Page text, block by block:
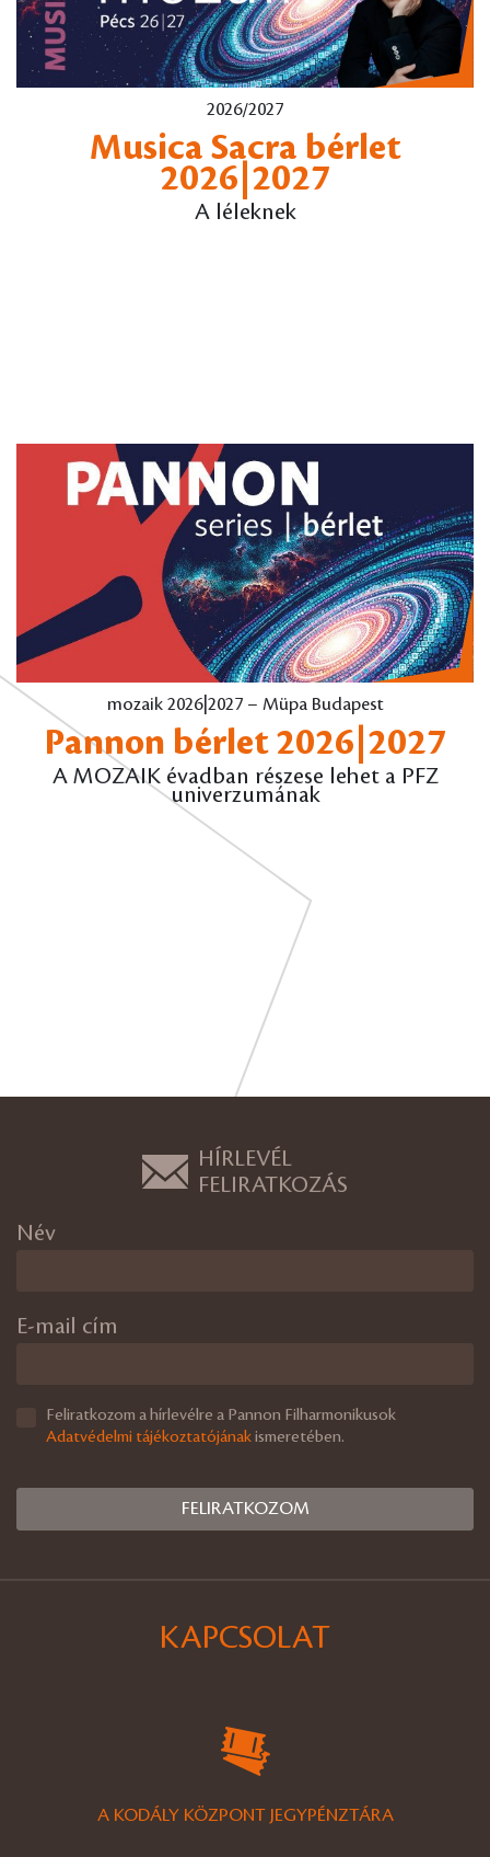
2026/2027
Musica Sacra bérlet
2026|2027
A léleknek
mozaik 2026|2027 – Müpa Budapest
Pannon bérlet 2026|2027
A MOZAIK évadban részese lehet a PFZ
univerzumának
HÍRLEVÉL
FELIRATKOZÁS
Név
E-mail cím
Feliratkozom a hírlevélre a Pannon Filharmonikusok
Adatvédelmi tájékoztatójánakismeretében.
KAPCSOLAT
A KODÁLY KÖZPONT JEGYPÉNZTÁRA